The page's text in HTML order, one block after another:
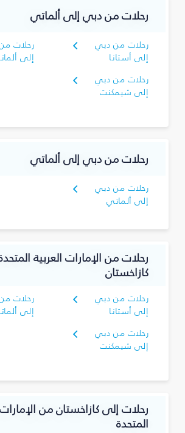
رحلات من دبي إلى ألماتي
رحلات من دبي
إلى أستانا
رحلات
إلى
رحلات من دبي
إلى شيمكنت
رحلات من دبي إلى ألماتي
رحلات من دبي
إلى ألماتي
رحلات من الإمارات العربية
كازاخستان
رحلات من دبي
إلى أستانا
رحلات
إلى
رحلات من دبي
إلى شيمكنت
رحلات إلى كازاخستان من الإمارات
المتحدة